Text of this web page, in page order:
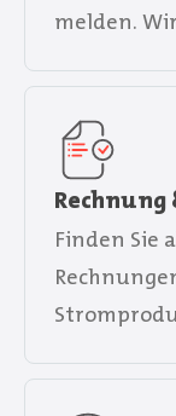
melden.
Finden Sie